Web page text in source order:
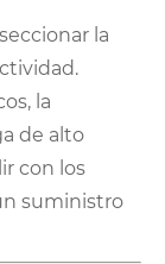
la
la
de alto
con los
suministro